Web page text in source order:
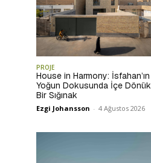
PROJE
House in Harmony: İsfahan’ın
Yoğun Dokusunda İçe Dönük
Bir Sığınak
Ezgi Johansson - 4 Ağustos 2026